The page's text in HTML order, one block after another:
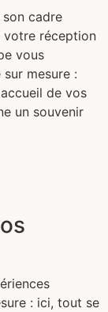
cadre
votre réception
vous
mesure :
de vos
un souvenir
: ici, tout se